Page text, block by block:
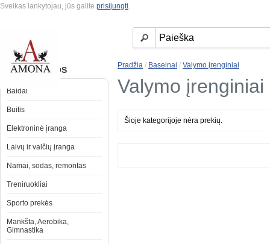
Sveikas lankytojau, jūs galite prisijungti.
KATEGORIJOS
Baldai
Buitis
Elektroninė įranga
Laivų ir valčių įranga
Namai, sodas, remontas
Treniruokliai
Sporto prekės
Mankšta, Aerobika,
Gimnastika
Pradžia / Baseinai / Valymo įrenginiai
Valymo įrenginiai
Šioje kategorijoje nėra prekių.